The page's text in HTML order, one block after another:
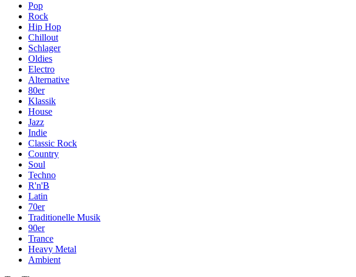
Pop
Rock
Hip Hop
Chillout
Schlager
Oldies
Electro
Alternative
80er
Klassik
House
Jazz
Indie
Classic Rock
Country
Soul
Techno
R'n'B
Latin
70er
Traditionelle Musik
90er
Trance
Heavy Metal
Ambient